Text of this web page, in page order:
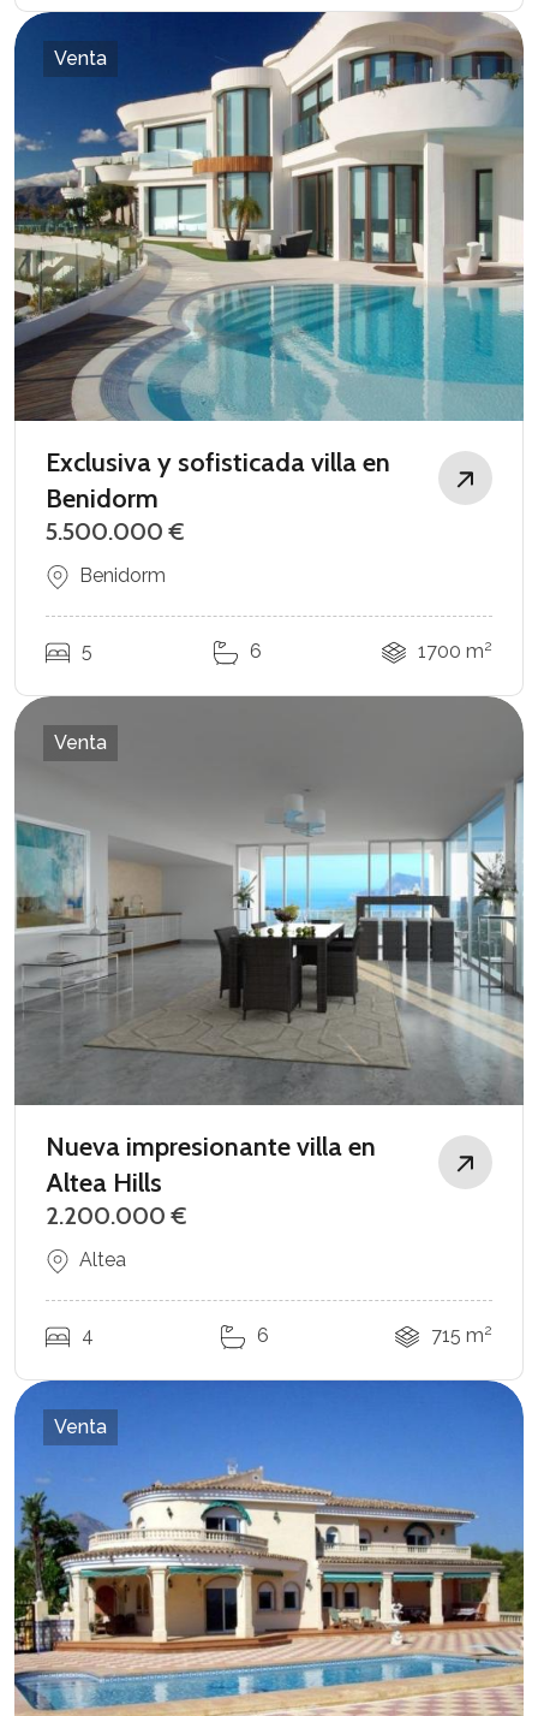
Venta
Exclusiva y sofisticada villa en
Benidorm
5.500.000 €
Benidorm
5 6 1700 m2
Venta
Nueva impresionante villa en
Altea Hills
2.200.000 €
Altea
4 6 715 m2
Venta